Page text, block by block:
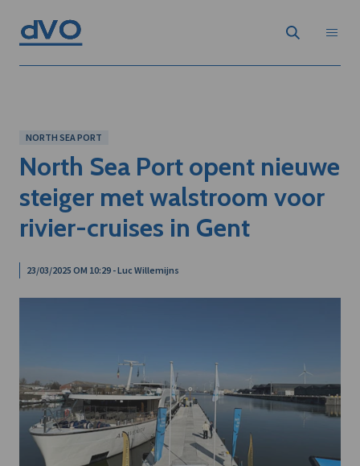
NORTH SEA PORT
North Sea Port opent nieuwe
steiger met walstroom voor
rivier-cruises in Gent
23/03/2025 OM 10:29 - Luc Willemijns